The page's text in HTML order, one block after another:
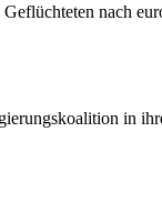
nach
in